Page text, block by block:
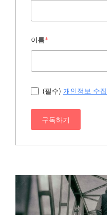
이름*
(필수) 개인정보 수
구독하기